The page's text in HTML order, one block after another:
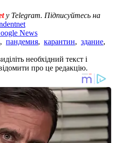
у Telegram. Підписуйтесь на
News
, пандемия, карантин, здание,
необхідний текст і
про це редакцію.